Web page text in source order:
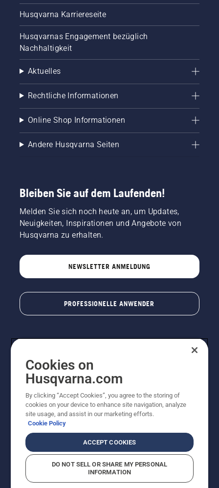
Husqvarna
Motorsense
sehr
leicht zu
starten
sein.
Husqvarna Karriereseite
Husqvarnas Engagement bezüglich
Nachhaltigkeit
Aktuelles
Rechtliche Informationen
Online Shop Informationen
Andere Husqvarna Seiten
Bleiben Sie auf dem Laufenden!
Melden Sie sich noch heute an, um Updates,
Neuigkeiten, Inspirationen und Angebote von
Husqvarna zu erhalten.
NEWSLETTER ANMELDUNG
PROFESSIONELLE ANWENDER
© Husqvarna AB (publ). Alle Rechte vorbehalten. Bei
den Preisangaben handelt es sich um unverbindliche
Preisempfehlungen in Euro inkl. der gesetzlichen
Preisempfehlungen (inkl. MwSt), es sei denn sie sind für
den direkten Kauf verfügbar.
Cookie-RichtlinieNutzungsbedingungen Datenschutzerklärung
Vermutete Verstöße melden
Cookies on
Husqvarna.com
By clicking “Accept Cookies”, you agree to the storing of
cookies on your device to enhance site navigation, analyze
site usage, and assist in our marketing efforts.
Cookie Policy
ACCEPT COOKIES
DO NOT SELL OR SHARE MY PERSONAL
INFORMATION